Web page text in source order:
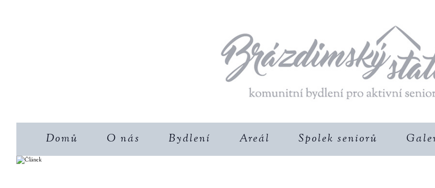
Domů O nás Bydlení Areál Spolek seniorů